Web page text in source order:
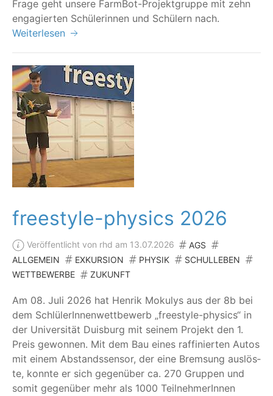
Fra­ge geht unse­re Farm­Bot-Pro­jekt­grup­pe mit zehn
enga­gier­ten Schü­le­rin­nen und Schü­lern nach.
Weiterlesen
freestyle-physics 2026
Veröffentlicht von rhd am 13.07.2026
AGS
ALLGEMEIN
EXKURSION PHYSIK
SCHULLEBEN
WETTBEWERBE
ZUKUNFT
Am 08. Juli 2026 hat Hen­rik Moku­lys aus der 8b bei
dem Schlü­le­rIn­nen­wett­be­werb „free­style-phy­sics“ in
der Uni­ver­si­tät Duis­burg mit sei­nem Pro­jekt den 1.
Preis gewon­nen. Mit dem Bau eines raf­fi­nier­ten Autos
mit einem Abstands­sen­sor, der eine Brem­sung aus­lös­
te, konn­te er sich gegen­über ca. 270 Grup­pen und
somit gegen­über mehr als 1000 Teil­neh­me­rIn­nen